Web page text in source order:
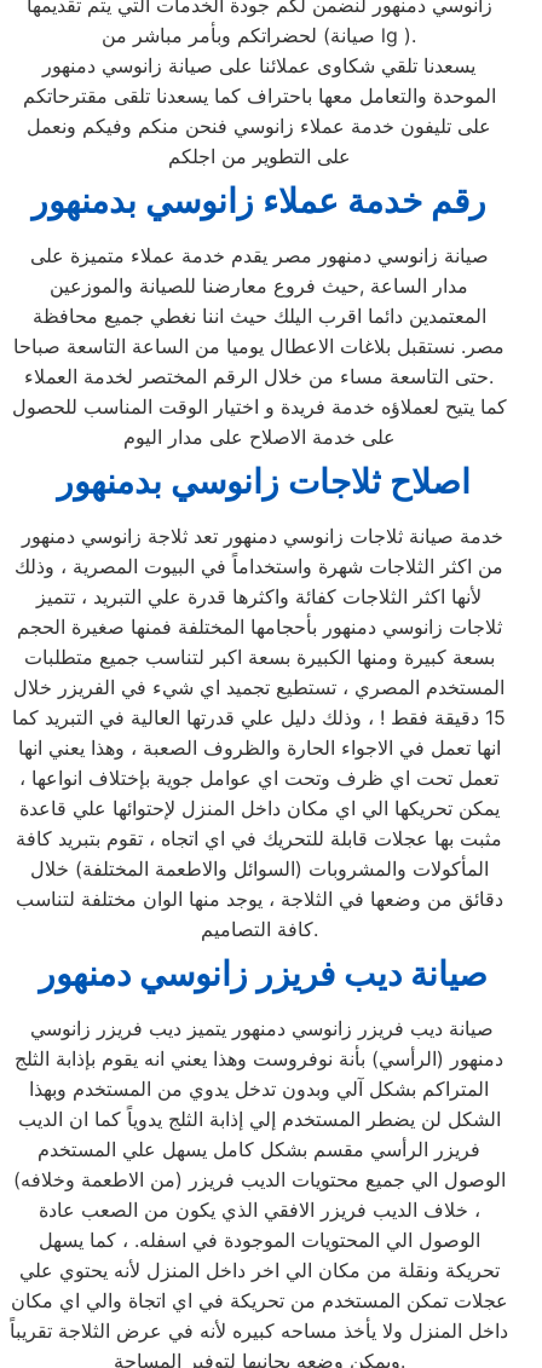
زانوسي دمنهور لنضمن لكم جودة الخدمات التي يتم تقديمها
لحضراتكم وبأمر مباشر من (صيانة lg ).
يسعدنا تلقي شكاوى عملائنا على صيانة زانوسي دمنهور
الموحدة والتعامل معها باحتراف كما يسعدنا تلقى مقترحاتكم
على تليفون خدمة عملاء زانوسي فنحن منكم وفيكم ونعمل
على التطوير من اجلكم
رقم خدمة عملاء زانوسي بدمنهور
صيانة زانوسي دمنهور مصر يقدم خدمة عملاء متميزة على
مدار الساعة ,حيث فروع معارضنا للصيانة والموزعين
المعتمدين دائما اقرب اليلك حيث اننا نغطي جميع محافظة
مصر. نستقبل بلاغات الاعطال يوميا من الساعة التاسعة صباحا
حتى التاسعة مساء من خلال الرقم المختصر لخدمة العملاء.
كما يتيح لعملاؤه خدمة فريدة و اختيار الوقت المناسب للحصول
على خدمة الاصلاح على مدار اليوم
اصلاح ثلاجات زانوسي بدمنهور
من اكثر الثلاجات شهرة واستخداماً في البيوت المصرية ، وذلك
لأنها اكثر الثلاجات كفائة واكثرها قدرة علي التبريد ، تتميز
ثلاجات زانوسي دمنهور بأحجامها المختلفة فمنها صغيرة الحجم
بسعة كبيرة ومنها الكبيرة بسعة اكبر لتناسب جميع متطلبات
المستخدم المصري ، تستطيع تجميد اي شيء في الفريزر خلال
15 دقيقة فقط ! ، وذلك دليل علي قدرتها العالية في التبريد كما
انها تعمل في الاجواء الحارة والظروف الصعبة ، وهذا يعني انها
تعمل تحت اي ظرف وتحت اي عوامل جوية بإختلاف انواعها ،
يمكن تحريكها الي اي مكان داخل المنزل لإحتوائها علي قاعدة
مثبت بها عجلات قابلة للتحريك في اي اتجاه ، تقوم بتبريد كافة
المأكولات والمشروبات (السوائل والاطعمة المختلفة) خلال
دقائق من وضعها في الثلاجة ، يوجد منها الوان مختلفة لتناسب
كافة التصاميم.
صيانة ديب فريزر زانوسي دمنهور
دمنهور (الرأسي) بأنة نوفروست وهذا يعني انه يقوم بإذابة الثلج
المتراكم بشكل آلي وبدون تدخل يدوي من المستخدم وبهذا
الشكل لن يضطر المستخدم إلي إذابة الثلج يدوياً كما ان الديب
فريزر الرأسي مقسم بشكل كامل يسهل علي المستخدم
الوصول الي جميع محتويات الديب فريزر (من الاطعمة وخلافه)
، خلاف الديب فريزر الافقي الذي يكون من الصعب عادة
الوصول الي المحتويات الموجودة في اسفله. ، كما يسهل
تحريكة ونقلة من مكان الي اخر داخل المنزل لأنه يحتوي علي
عجلات تمكن المستخدم من تحريكة في اي اتجاة والي اي مكان
داخل المنزل ولا يأخذ مساحه كبيره لأنه في عرض الثلاجة تقريباً
ويمكن وضعه بجانبها لتوفير المساحة.